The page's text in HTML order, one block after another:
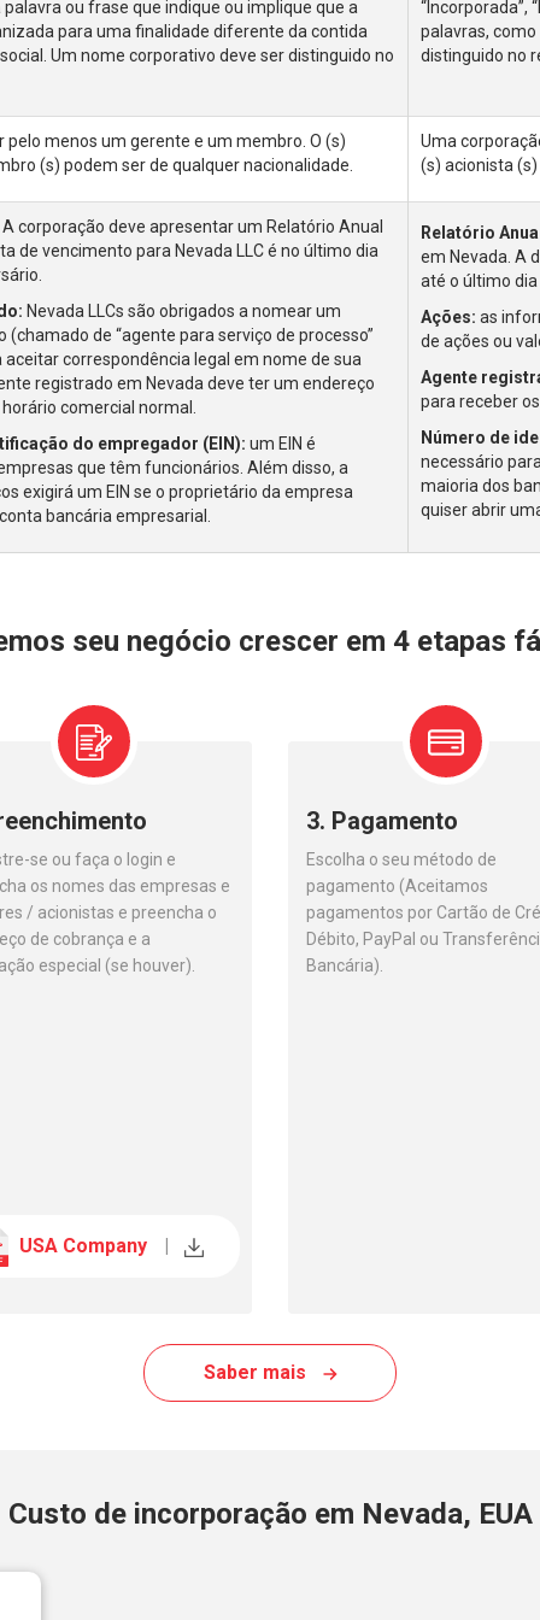
ou frase que indique ou implique que a
para uma finalidade diferente da contida
Um nome corporativo deve ser distinguido no
“Incorporada”,
palavras, como
distinguido no
pelo menos um gerente e um membro. O (s)
(s) podem ser de qualquer nacionalidade.
Uma
(s) acionista
A corporação deve apresentar um Relatório Anual
de vencimento para Nevada LLC é no último dia
Nevada LLCs são obrigados a nomear um
(chamado de “agente para serviço de processo”
aceitar correspondência legal em nome de sua
registrado em Nevada deve ter um endereço
comercial normal.
do empregador (EIN): um EIN é
que têm funcionários. Além disso, a
exigirá um EIN se o proprietário da empresa
bancária empresarial.
Relatório
em Nevada. A
até o último
Ações: as
de ações ou
Agente
para receber
Número de
necessário
maioria dos
quiser abrir
seu negócio crescer em 4 etapas
se ou faça o login e
os nomes das empresas e
/ acionistas e preencha o
de cobrança e a
especial (se houver).
USA Company |
3. Pagamento
Escolha o seu método de
pagamento (Aceitamos
pagamentos por Cartão de
Débito, PayPal ou
Bancária).
Saber mais
Custo de incorporação em Nevada, EUA